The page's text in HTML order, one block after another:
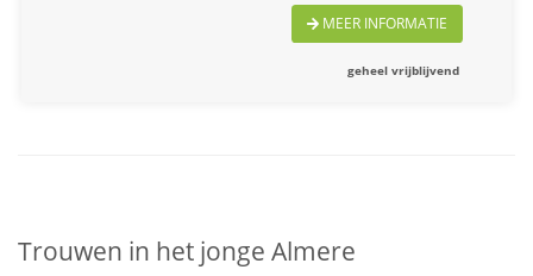
MEER INFORMATIE
geheel vrijblijvend
Trouwen in het jonge Almere